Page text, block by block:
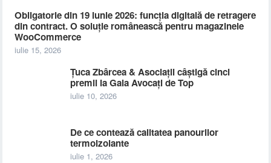
Obligatorie din 19 iunie 2026: funcția digitală de retragere
din contract. O soluție românească pentru magazinele
WooCommerce
iulie 15, 2026
Țuca Zbârcea & Asociații câștigă cinci
premii la Gala Avocați de Top
iulie 10, 2026
De ce contează calitatea panourilor
termoizolante
iulie 1, 2026